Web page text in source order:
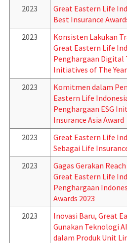
2023
Great Eastern Life
Best Insurance
2023
Konsisten Lakukan
Great Eastern Life
Penghargaan
Initiatives of The Year
2023
Komitmen dalam
Eastern Life
Penghargaan ESG
Insurance Asia Award
2023
Great Eastern Life
Sebagai Life
2023
Gagas Gerakan
Great Eastern Life
Penghargaan
Awards 2023
2023
Inovasi Baru, Great
Gunakan Teknologi
dalam Produk Unit